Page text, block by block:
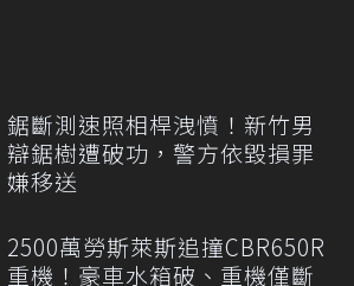
鋸斷測速照相桿洩憤！新竹男
辯鋸樹遭破功，警方依毀損罪
嫌移送
2500萬勞斯萊斯追撞CBR650R
重機！豪車水箱破、重機僅斷